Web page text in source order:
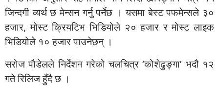
जिन्दगी व्यर्थ छ मेन्सन गर्नु पर्नेछ । यसमा बेस्ट पफमेन्सले ३०
हजार, मोस्ट क्रियटिभ भिडियोले २० हजार र मोस्ट लाइक
भिडियोले १० हजार पाउनेछन् ।
सरोज पौडेलले निर्देशन गरेको चलचित्र ‘कोशेढुङ्गा’ भदौ १२
गते रिलिज हुँदै छ ।